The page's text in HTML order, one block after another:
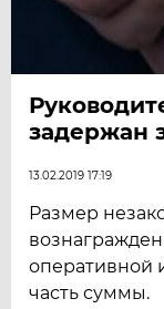
задержан
13.02.2019 17:19
Размер
оперативной
часть суммы.